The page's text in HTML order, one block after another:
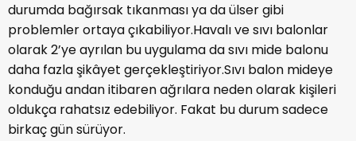
durumda bağırsak tıkanması ya da ülser gibi
problemler ortaya çıkabiliyor.Havalı ve sıvı balonlar
olarak 2’ye ayrılan bu uygulama da sıvı mide balonu
daha fazla şikâyet gerçekleştiriyor.Sıvı balon mideye
konduğu andan itibaren ağrılara neden olarak kişileri
oldukça rahatsız edebiliyor. Fakat bu durum sadece
birkaç gün sürüyor.